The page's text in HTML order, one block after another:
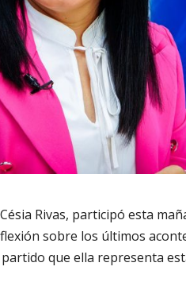
Rivas, participó esta
sobre los últimos
que ella representa